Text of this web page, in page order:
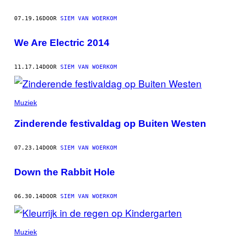
07.19.16DOOR SIEM VAN WOERKOM
We Are Electric 2014
11.17.14DOOR SIEM VAN WOERKOM
Muziek
Zinderende festivaldag op Buiten Westen
07.23.14DOOR SIEM VAN WOERKOM
Down the Rabbit Hole
06.30.14DOOR SIEM VAN WOERKOM
Muziek